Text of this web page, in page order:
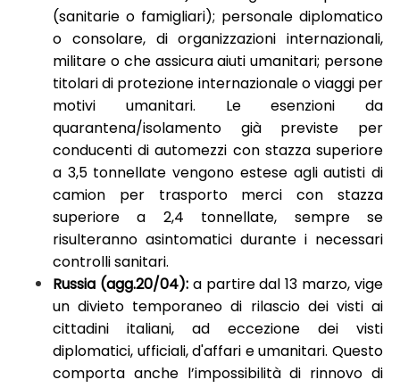
(sanitarie o famigliari); personale diplomatico
o consolare, di organizzazioni internazionali,
militare o che assicura aiuti umanitari; persone
titolari di protezione internazionale o viaggi per
motivi umanitari. Le esenzioni da
quarantena/isolamento già previste per
conducenti di automezzi con stazza superiore
a 3,5 tonnellate vengono estese agli autisti di
camion per trasporto merci con stazza
superiore a 2,4 tonnellate, sempre se
risulteranno asintomatici durante i necessari
controlli sanitari.
Russia (agg.20/04):a partire dal 13 marzo, vige
un divieto temporaneo di rilascio dei visti ai
cittadini italiani, ad eccezione dei visti
diplomatici, ufficiali, d'affari e umanitari. Questo
comporta anche l’impossibilità di rinnovo di